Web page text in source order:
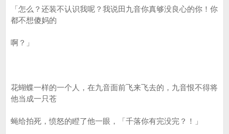
「怎么？还装不认识我呢？我说田九音你真够没良心的你！你
都不想傻妈的
啊？」
花蝴蝶一样的一个人，在九音面前飞来飞去的，九音恨不得将
他当成一只苍
蝇给拍死，愤怒的瞪了他一眼，「千落你有完没完？！」